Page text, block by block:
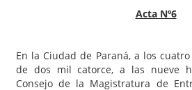
Acta Nº6
En la Ciudad de Paraná, a los
de dos mil catorce, a las nueve
Consejo de la Magistratura de